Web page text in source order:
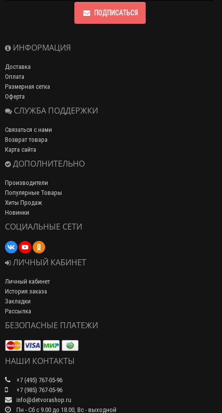
ПОДПИСАТЬСЯ
ИНФОРМАЦИЯ
Доставка
Оплата
Размерная сетка
Оферта
СЛУЖБА ПОДДЕРЖКИ
Связаться с нами
Возврат товара
Карта сайта
ДОПОЛНИТЕЛЬНО
Производители
Популярные Товары
Хиты Продаж
Новинки
СОЦИАЛЬНЫЕ СЕТИ
ЛИЧНЫЙ КАБИНЕТ
Личный кабинет
История заказа
Закладки
Рассылка
БЕЗОПАСНЫЕ ПЛАТЕЖИ
НАШИ КОНТАКТЫ
+7 (495) 767-05-96
+7 (985) 767-05-96
info@detvorashop.ru
Пн - Сб с 9.00 до 18.00, Вс - выходной